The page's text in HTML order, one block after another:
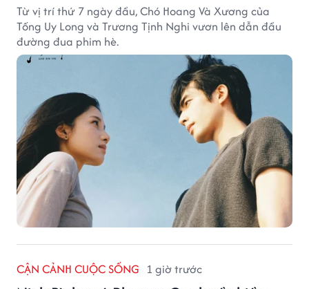
Từ vị trí thứ 7 ngày đầu, Chó Hoang Và Xương của
Tống Uy Long và Trương Tịnh Nghi vươn lên dẫn đầu
đường đua phim hè.
CẬN CẢNH CUỘC SỐNG 1 giờ trước